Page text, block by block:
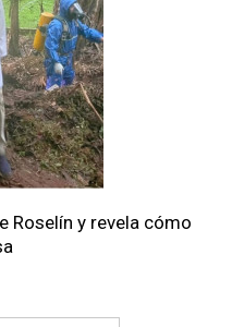
Roselín y revela cómo